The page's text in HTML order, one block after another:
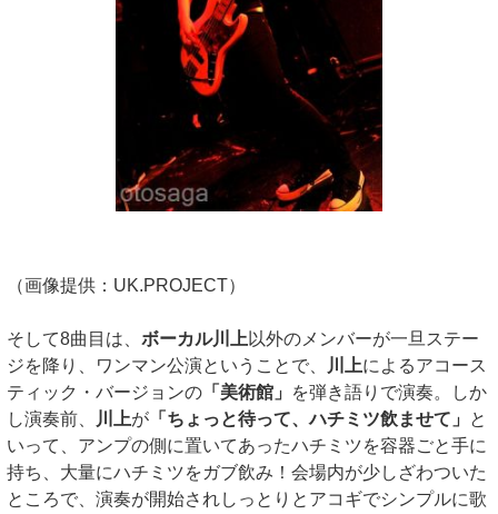
（画像提供：UK.PROJECT）
そして8曲目は、 ボーカル川上 以外のメンバーが一旦ステー
ジを降り、ワンマン公演ということで、
川上によるアコース
ティック・バージョンの 「美術館」
を弾き語りで演奏。しか
し演奏前、
川上が 「ちょっと待って、ハチミツ飲ませて」
と
いって、アンプの側に置いてあったハチミツを容器ごと手に
持ち、大量にハチミツをガブ飲み！会場内が少しざわついた
ところで、演奏が開始されしっとりとアコギでシンプルに歌